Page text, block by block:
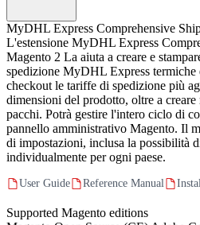
MyDHL Express Comprehensive
L'estensione MyDHL Express
Magento 2 La aiuta a creare e
spedizione MyDHL Express termiche
checkout le tariffe di spedizione più
dimensioni del prodotto, oltre a
pacchi. Potrà gestire l'intero ciclo di
pannello amministrativo Magento. Il
di impostazioni, inclusa la possibilità
individualmente per ogni paese.
User Guide Reference Manual
Supported Magento editions